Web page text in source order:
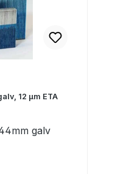
12 µm ETA
galv